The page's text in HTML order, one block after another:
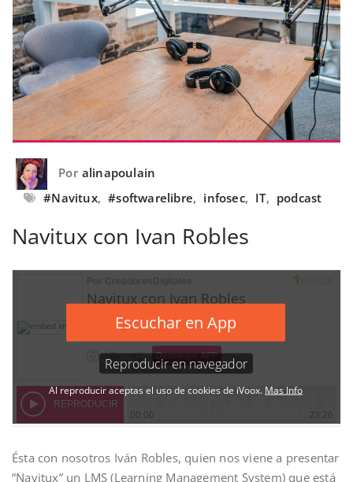
Por alinapoulain
#Navitux, #softwarelibre, infosec, IT, podcast
Navitux con Ivan Robles
Ésta con nosotros Iván Robles, quien nos viene a presentar
“Navitux” un LMS (Learning Management System) que está